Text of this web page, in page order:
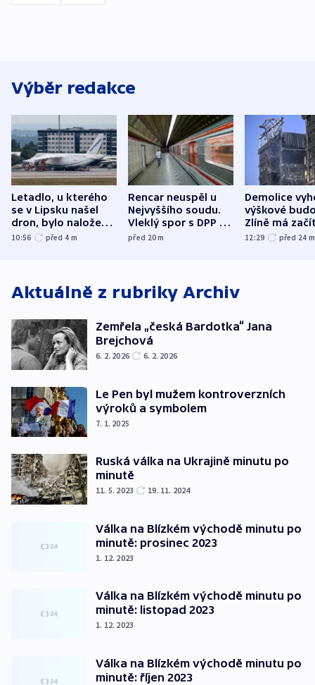
Výběr redakce
Letadlo, u kterého
se v Lipsku našel
dron, bylo naložené
municí, píší média
10:56 před 4 m
Rencar neuspěl u
Nejvyššího soudu.
Vleklý spor s DPP o
reklamní plochu
před 20m
Demolice
výškové
Zlíně má
odpoledne
12:29 před 24 m
Aktuálně z rubriky Archiv
Zemřela „česká Bardotka“ Jana
Brejchová
6. 2. 2026 6. 2. 2026
Le Pen byl mužem kontroverzních
výroků a symbolem
7. 1. 2025
Ruská válka na Ukrajině minutu po
minutě
11. 5. 2023 19. 11. 2024
Válka na Blízkém východě minutu po
minutě: prosinec 2023
1. 12. 2023
Válka na Blízkém východě minutu po
minutě: listopad 2023
1. 12. 2023
Válka na Blízkém východě minutu po
minutě: říjen 2023